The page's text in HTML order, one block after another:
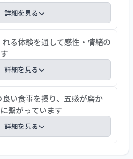
コロナ禍で途絶えていたお
も再開しています。今後も
保育園に向けて在園児、
に笑顔が見られる園を目
ます。
詳細を見る
ームページ、動画配信、パン
掲示等を通じて視覚的に分か
動内容を紹介し、積極的に情
。また、ボランティア、実習
体験等を受入れています。地
、ハロウィン散歩と宝物探
育て相談等を開催し、地域貢
す。園全体で地域の子育て支
い気持ちで前向きに取り組
点として保育園の機能や専門
る体験を通して感性・情緒の
詳細を見る
の多い場所で、を信念に、小
に設置されています。天気が
に出かけ思い切り体を動かし
風を感じたり、いい匂いがし
っています。また、自然を取
計画を立てて、葉っぱの大き
い食事を摂り、五感が磨か
繋がっています
詳細を見る
え、献立を作り、手作り給